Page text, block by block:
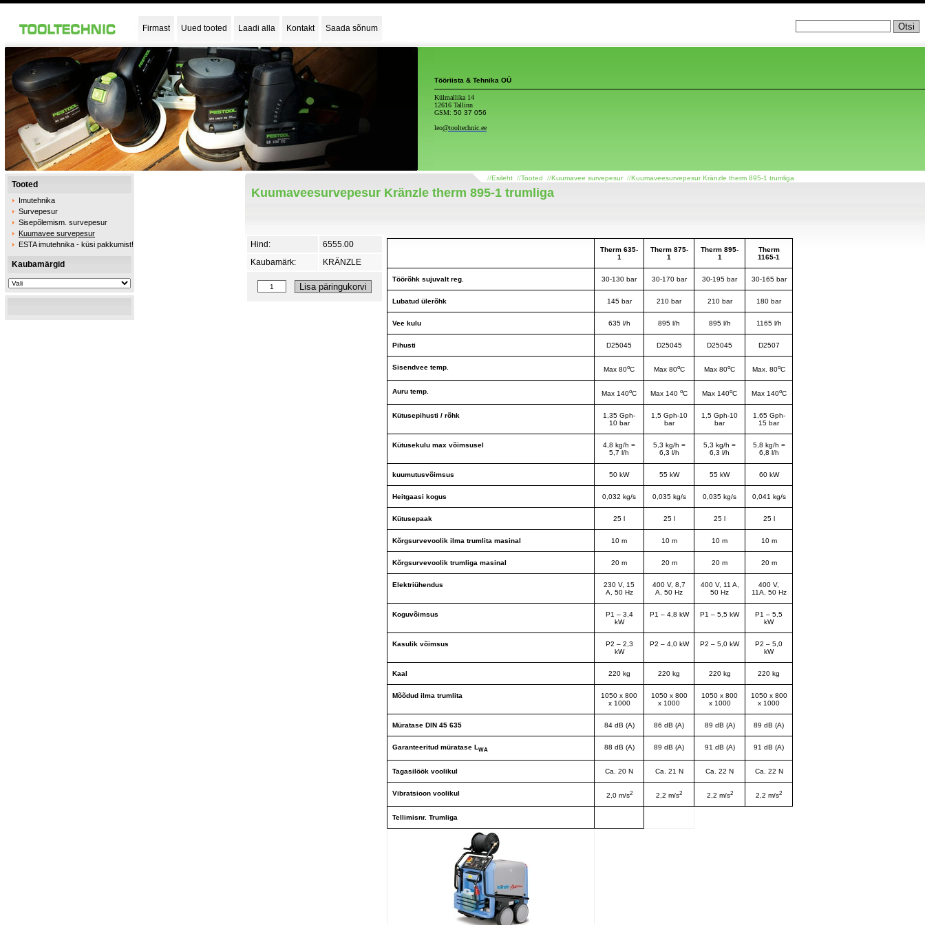
Firmast Uued tooted Laadi alla Kontakt Saada sõnum
Tööriista & Tehnika OÜ
Külmallika 14
12616 Tallinn
GSM: 50 37 056
leo@tooltechnic.ee
Tooted
Imutehnika
Survepesur
Sisepõlemism. survepesur
Kuumavee survepesur
ESTA imutehnika - küsi pakkumist!
Kaubamärgid
//Esileht //Tooted //Kuumavee survepesur //Kuumaveesurvepesur Kränzle therm 895-1 trumliga
Kuumaveesurvepesur Kränzle therm 895-1 trumliga
Hind:
6555.00
Kaubamärk:
KRÄNZLE
Therm 635-
1
Therm 875-
1
Therm 895-
1
Therm
1165-1
Töörõhk sujuvalt reg. 30-130 bar 30-170 bar 30-195 bar 30-165 bar
Lubatud ülerõhk 145 bar 210 bar 210 bar 180 bar
Vee kulu 635 l/h 895 l/h 895 l/h 1165 l/h
Pihusti D25045 D25045 D25045 D2507
Sisendvee temp. Max 80oC Max 80oC Max 80oC Max. 80oC
Auru temp. Max 140oC Max 140 oC Max 140oC Max 140oC
Kütusepihusti / rõhk
1,35 Gph-
10 bar
1,5 Gph-10
bar
1,5 Gph-10
bar
1,65 Gph-
15 bar
Kütusekulu max võimsusel
4,8 kg/h =
5,7 l/h
5,3 kg/h =
6,3 l/h
5,3 kg/h =
6,3 l/h
5,8 kg/h =
6,8 l/h
kuumutusvõimsus 50 kW 55 kW 55 kW 60 kW
Heitgaasi kogus 0,032 kg/s 0,035 kg/s 0,035 kg/s 0,041 kg/s
Kütusepaak 25 l 25 l 25 l 25 l
Kõrgsurvevoolik ilma trumlita masinal 10 m 10 m 10 m 10 m
Kõrgsurvevoolik trumliga masinal 20 m 20 m 20 m 20 m
Elektriühendus
230 V, 15
A, 50 Hz
400 V, 8,7
A, 50 Hz
400 V, 11 A,
50 Hz
400 V,
11A, 50 Hz
Koguvõimsus
P1 – 3,4
kW
P1 – 4,8 kW P1 – 5,5 kW
P1 – 5,5
kW
Kasulik võimsus
P2 – 2,3
kW
P2 – 4,0 kW P2 – 5,0 kW
P2 – 5,0
kW
Kaal 220 kg 220 kg 220 kg 220 kg
Mõõdud ilma trumlita
1050 x 800
x 1000
1050 x 800
x 1000
1050 x 800
x 1000
1050 x 800
x 1000
Müratase DIN 45 635 84 dB (A) 86 dB (A) 89 dB (A) 89 dB (A)
Garanteeritud müratase LWA 88 dB (A) 89 dB (A) 91 dB (A) 91 dB (A)
Tagasilöök voolikul Ca. 20 N Ca. 21 N Ca. 22 N Ca. 22 N
Vibratsioon voolikul 2,0 m/s2 2,2 m/s2 2,2 m/s2 2,2 m/s2
Tellimisnr. Trumliga